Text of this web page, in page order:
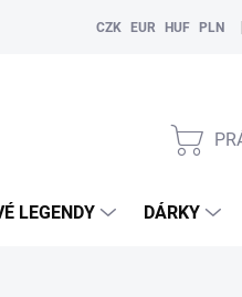
CZK EUR HUF PLN |
LEGENDY DÁRKY